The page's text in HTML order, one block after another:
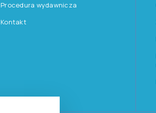
Procedura wydawnicza
Kontakt